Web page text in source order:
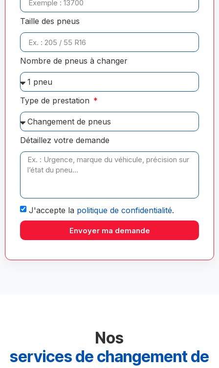
Taille des pneus
Nombre de pneus à changer
Type de prestation
Détaillez votre demande
J'accepte la politique de confidentialité.
Envoyer ma demande
Nos
services de changement de